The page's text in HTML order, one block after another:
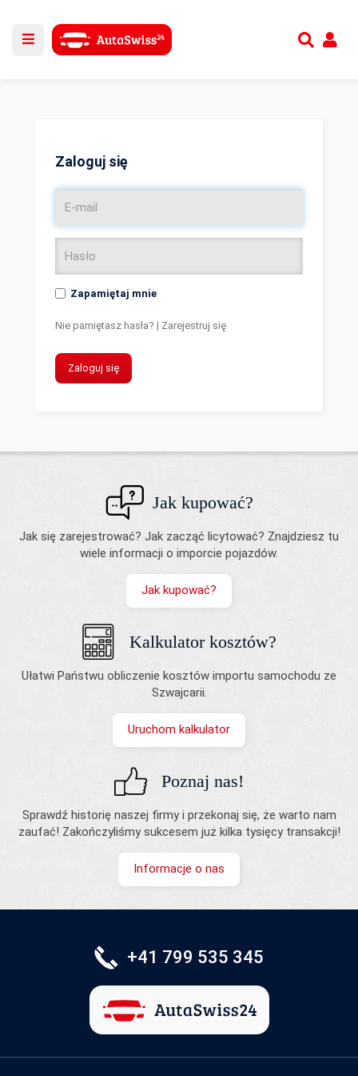
Zaloguj się
Zapamiętaj mnie
Nie pamiętasz hasła? | Zarejestruj się
Zaloguj się
Jak kupować?
Jak się zarejestrować? Jak zacząć licytować? Znajdziesz tu
wiele informacji o imporcie pojazdów.
Jak kupować?
Kalkulator kosztów?
Ułatwi Państwu obliczenie kosztów importu samochodu ze
Szwajcarii.
Uruchom kalkulator
Poznaj nas!
Sprawdź historię naszej firmy i przekonaj się, że warto nam
zaufać! Zakończyliśmy sukcesem już kilka tysięcy transakcji!
Informacje o nas
+41 799 535 345